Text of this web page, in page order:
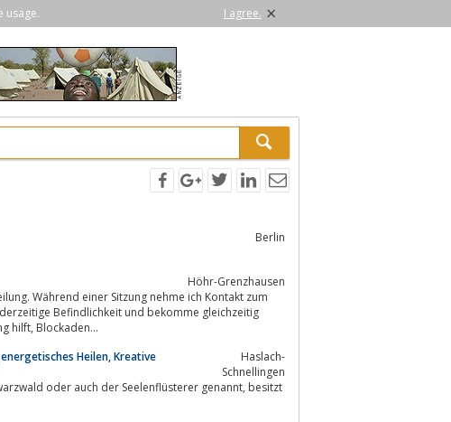
usage. I agree. ×
Berlin
Höhr-Grenzhausen
Während einer Sitzung nehme ich Kontakt zum
Befindlichkeit und bekomme gleichzeitig
Heilimpulse aus der geistigen Welt, welche ich weitergebe. Geistheilung hilft, Blockaden...
Heilen, Kreative
Haslach-
Schnellingen